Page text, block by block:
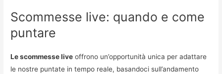
Scommesse live: quando e come
puntare
Le scommesse live offrono un’opportunità unica per adattare
le nostre puntate in tempo reale, basandoci sull’andamento